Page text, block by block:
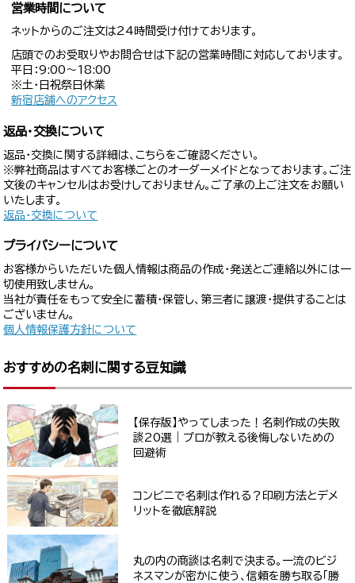
営業時間について
ネットからのご注文は24時間受け付けております。
店頭でのお受取りやお問合せは下記の営業時間に対応しております。
平日：9:00〜18:00
※土・日祝祭日休業
新宿店舗へのアクセス
返品・交換について
返品・交換に関する詳細は、こちらをご確認ください。
※弊社商品はすべてお客様ごとのオーダーメイドとなっております。ご注
文後のキャンセルはお受けしておりません。ご了承の上ご注文をお願い
いたします。
返品・交換について
プライバシーについて
お客様からいただいた個人情報は商品の作成・発送とご連絡以外には一
切使用致しません。
当社が責任をもって安全に蓄積・保管し、第三者に譲渡・提供することは
ございません。
個人情報保護方針について
おすすめの名刺に関する豆知識
【保存版】やってしまった！名刺作成の失敗
談20選｜プロが教える後悔しないための
回避術
コンビニで名刺は作れる？印刷方法とデメ
リットを徹底解説
丸の内の商談は名刺で決まる。一流のビジ
ネスマンが密かに使う、信頼を勝ち取る「勝